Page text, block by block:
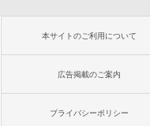
本サイトのご利用について
広告掲載のご案内
プライバシーポリシー